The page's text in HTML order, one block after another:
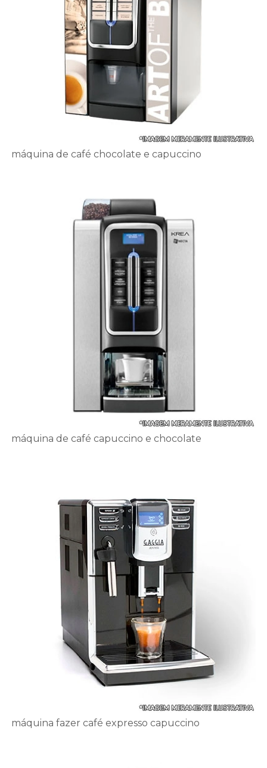
máquina de café chocolate e capuccino
máquina de café capuccino e chocolate
máquina fazer café expresso capuccino